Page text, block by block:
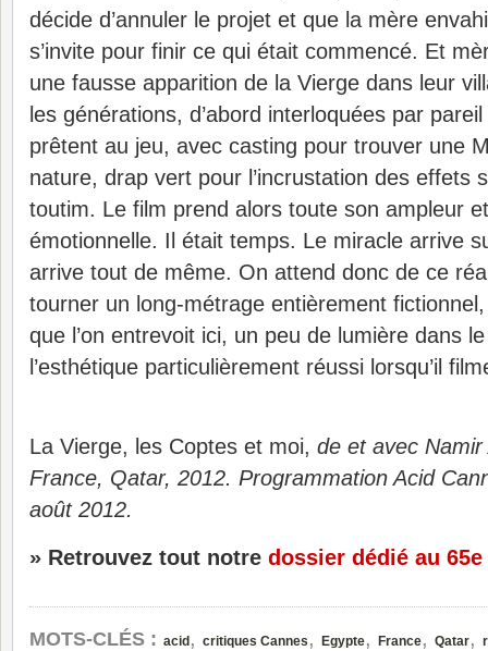
décide d’annuler le projet et que la mère
s’invite pour finir ce qui était commencé. Et
une fausse apparition de la Vierge dans leur
les générations, d’abord interloquées par
prêtent au jeu, avec casting pour trouver une
nature, drap vert pour l’incrustation des effets
toutim. Le film prend alors toute son ampleur
émotionnelle. Il était temps. Le miracle arrive
arrive tout de même. On attend donc de ce
tourner un long-métrage entièrement
que l’on entrevoit ici, un peu de lumière dans
l’esthétique particulièrement réussi lorsqu’il
La Vierge, les Coptes et moi, de et avec
France, Qatar, 2012. Programmation Acid
août 2012.
» Retrouvez tout notre dossier dédié au
MOTS-CLÉS : acid , critiques Cannes , Egypte, France, Qatar,